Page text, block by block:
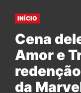
INÍCIO
Cena
Amor e
da